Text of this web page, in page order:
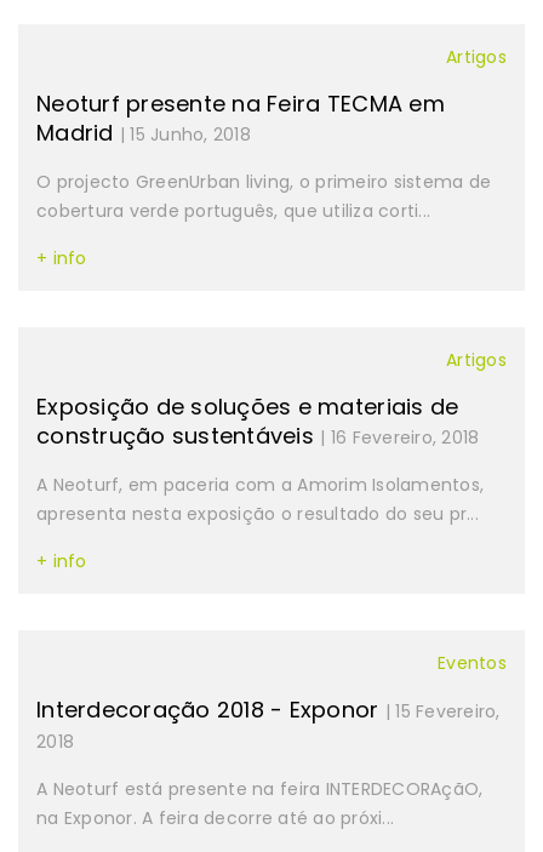
Artigos
Neoturf presente na Feira TECMA em
Madrid | 15 Junho, 2018
O projecto GreenUrban living, o primeiro sistema de
cobertura verde português, que utiliza corti...
+ info
Artigos
Exposição de soluções e materiais de
construção sustentáveis | 16 Fevereiro, 2018
A Neoturf, em paceria com a Amorim Isolamentos,
apresenta nesta exposição o resultado do seu pr...
+ info
Eventos
Interdecoração 2018 - Exponor | 15 Fevereiro,
2018
A Neoturf está presente na feira INTERDECORAçãO,
na Exponor. A feira decorre até ao próxi...